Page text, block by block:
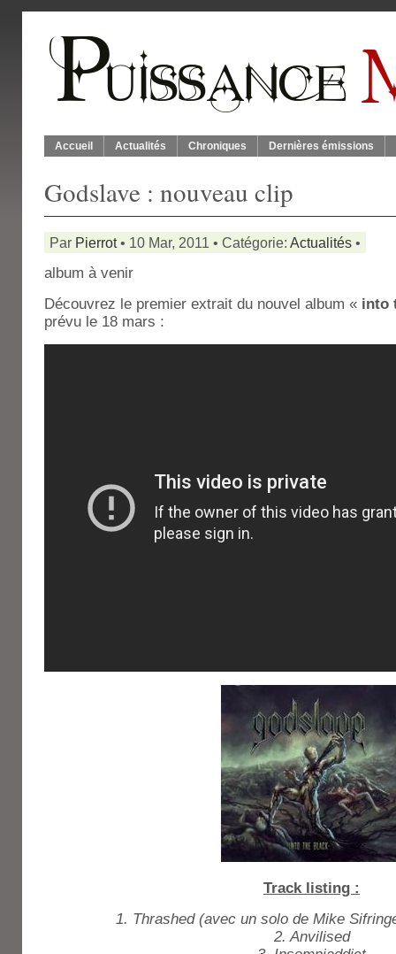
Accueil Actualités Chroniques Dernières émissions
Godslave : nouveau clip
Par Pierrot• 10 Mar, 2011 • Catégorie: Actualités •
album à venir
Découvrez le premier extrait du nouvel album « into
prévu le 18 mars :
Track listing :
1. Thrashed (avec un solo de Mike
2. Anvilised